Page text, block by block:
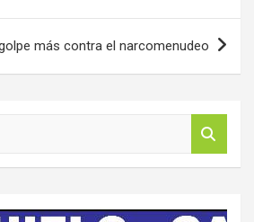
más contra el narcomenudeo